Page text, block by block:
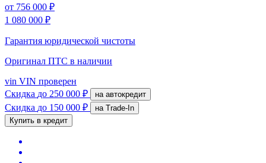
от 756 000 ₽
1 080 000 ₽
Гарантия юридической чистоты
Оригинал ПТС в наличии
vin VIN проверен
Скидка до 250 000 ₽ на автокредит
Скидка до 150 000 ₽
на Trade-In
Купить в кредит